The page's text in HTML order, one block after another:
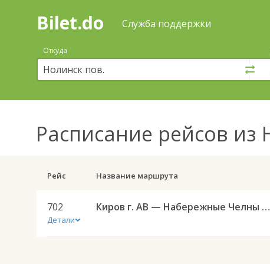
Поиск
покупка
билетов
автобус
онлайн
Bilet.do Служба поддержки
Откуда
Расписание рейсов из
Рейс Название маршрута
702
Детали
Киров г. АВ — Набережные Челны АВ 702